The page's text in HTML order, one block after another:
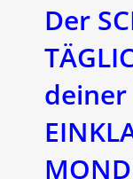
Der